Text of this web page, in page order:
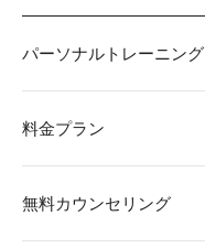
パーソナルトレーニング
料金プラン
無料カウンセリング